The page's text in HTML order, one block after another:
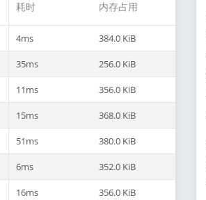
耗时 内存占用
4ms 384.0 KiB
35ms 256.0 KiB
11ms 356.0 KiB
15ms 368.0 KiB
51ms 380.0 KiB
6ms 352.0 KiB
16ms 356.0 KiB